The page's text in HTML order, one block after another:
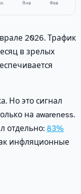
Янв Фев
2026. Трафик
в зрелых
Но это сигнал
на awareness.
отдельно: 83%
инфляционные